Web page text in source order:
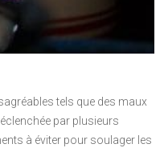
tels que des maux
par plusieurs
à éviter pour soulager les